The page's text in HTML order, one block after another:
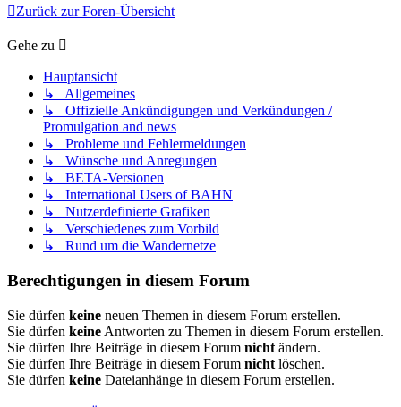
Zurück zur Foren-Übersicht
Gehe zu
Hauptansicht
↳ Allgemeines
↳ Offizielle Ankündigungen und Verkündungen /
Promulgation and news
↳ Probleme und Fehlermeldungen
↳ Wünsche und Anregungen
↳ BETA-Versionen
↳ International Users of BAHN
↳ Nutzerdefinierte Grafiken
↳ Verschiedenes zum Vorbild
↳ Rund um die Wandernetze
Berechtigungen in diesem Forum
Sie dürfen keine neuen Themen in diesem Forum erstellen.
Sie dürfen keine Antworten zu Themen in diesem Forum erstellen.
Sie dürfen Ihre Beiträge in diesem Forum nicht ändern.
Sie dürfen Ihre Beiträge in diesem Forum nicht löschen.
Sie dürfen keine Dateianhänge in diesem Forum erstellen.